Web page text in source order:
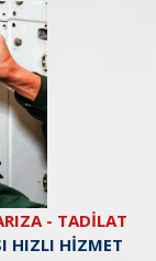
- TADİLAT
HIZLI HİZMET